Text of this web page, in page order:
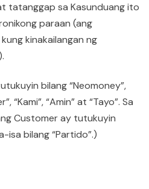
tatanggap sa Kasunduang ito
paraan (ang
kinakailangan ng
bilang “Neomoney”,
“Kami”, “Amin” at “Tayo”. Sa
Customer ay tutukuyin
isa bilang “Partido”.)